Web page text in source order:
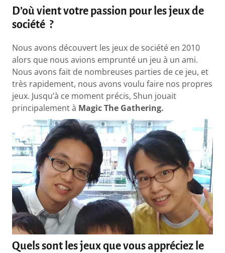
D’où vient votre passion pour les jeux de
société ?
Nous avons découvert les jeux de société en 2010
alors que nous avions emprunté un jeu à un ami.
Nous avons fait de nombreuses parties de ce jeu, et
très rapidement, nous avons voulu faire nos propres
jeux. Jusqu’à ce moment précis, Shun jouait
principalement à Magic The Gathering.
Quels sont les jeux que vous appréciez le